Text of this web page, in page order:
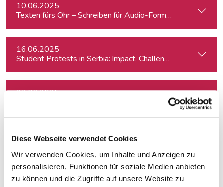
Diese Webseite verwendet Cookies
Wir verwenden Cookies, um Inhalte und Anzeigen zu
personalisieren, Funktionen für soziale Medien anbieten
zu können und die Zugriffe auf unsere Website zu
10.06.2025
Texten fürs Ohr – Schreiben für Audio-Formate
16.06.2025
Student Protests in Serbia: Impact, Challenges, and
23.06.2025
25.06.2025
14.08.2025